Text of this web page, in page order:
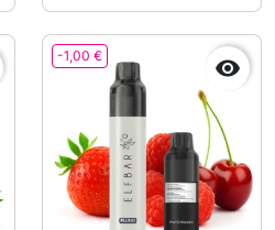
-1,00 € 